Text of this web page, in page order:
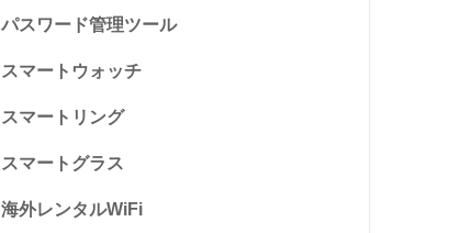
パスワード管理ツール
スマートウォッチ
スマートリング
スマートグラス
海外レンタルWiFi